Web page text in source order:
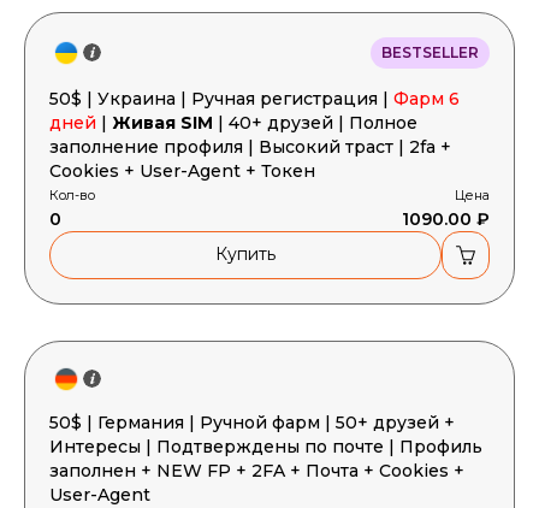
BESTSELLER
50$ | Украина | Ручная регистрация | Фарм 6
дней | Живая SIM | 40+ друзей | Полное
заполнение профиля | Высокий траст | 2fa +
Cookies + User-Agent + Токен
Кол-во
0
Цена
1090.00 ₽
Купить
50$ | Германия | Ручной фарм | 50+ друзей +
Интересы | Подтверждены по почте | Профиль
заполнен + NEW FP + 2FA + Почта + Cookies +
User-Agent